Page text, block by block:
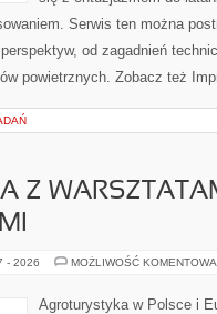
Serwis ten można
od zagadnień
powietrznych. Zobacz też
Z
- 2026 MOŻLIWOŚĆ
Agroturystyka w Polsce i